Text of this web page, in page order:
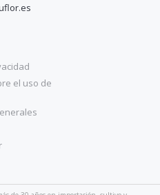
el uso de